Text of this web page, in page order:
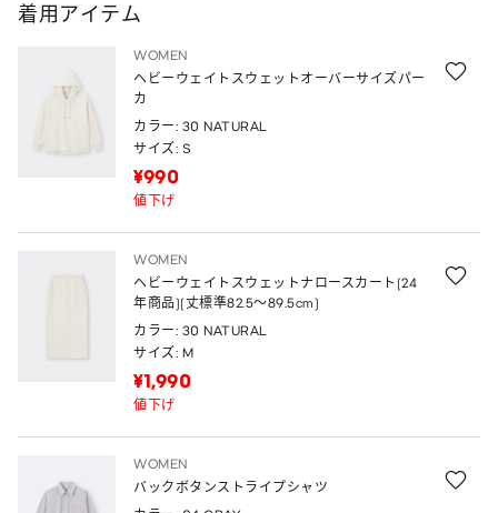
着用アイテム
WOMEN
ヘビーウェイトスウェットオーバーサイズパー
カ
カラー: 30 NATURAL
サイズ: S
¥990
値下げ
WOMEN
ヘビーウェイトスウェットナロースカート(24
年商品)(丈標準82.5～89.5cm)
カラー: 30 NATURAL
サイズ: M
¥1,990
値下げ
WOMEN
バックボタンストライプシャツ